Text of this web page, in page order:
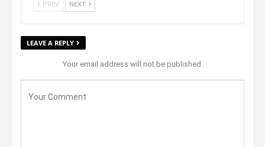
PREV NEXT
LEAVE A REPLY
Your email address will not be published.